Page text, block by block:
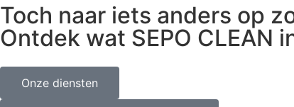
Toch naar iets anders op
Ontdek wat SEPO CLEAN
Onze diensten